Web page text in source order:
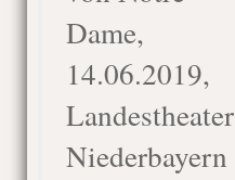
Dame,
14.06.2019,
Landestheater
Niederbayern